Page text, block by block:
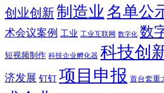
创业创新制造业 名单公
术会议案例 工业 工业互联网 数字化 数
短视频制作 科技企业孵化器 科技创
济发展 钉钉 项目申报 首台套重